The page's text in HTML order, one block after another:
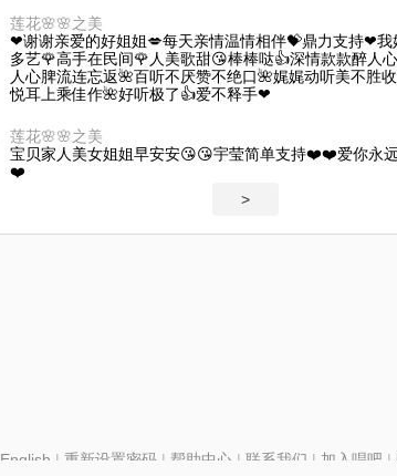
莲花🌸🌸之美
❤谢谢亲爱的好姐姐💋每天亲情温情相伴💝鼎力支持❤我
多艺🌹高手在民间🌹人美歌甜😘棒棒哒👍深情款款醉人
人心脾流连忘返🌺百听不厌赞不绝口🌺娓娓动听美不胜
悦耳上乘佳作🌺好听极了👍爱不释手❤
莲花🌸🌸之美
宝贝家人美女姐姐早安安😘😘宇莹简单支持❤️❤️爱你永
❤️
>
English | 重新设置密码| 帮助中心 | 联系我们 | 加入唱吧 |